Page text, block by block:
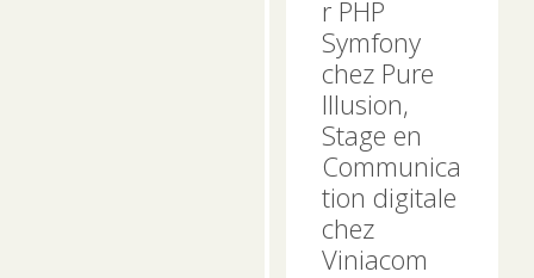
r PHP
Symfony
chez Pure
Illusion,
Stage en
Communica
tion digitale
chez
Viniacom